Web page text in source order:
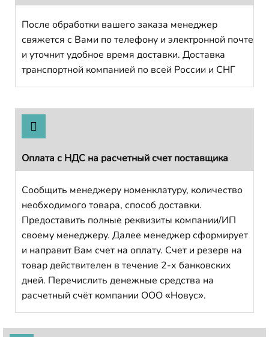
После обработки вашего заказа менеджер
свяжется с Вами по телефону и электронной почте
и уточнит удобное время доставки. Доставка
транспортной компанией по всей России и СНГ
Оплата с НДС на расчетный счет поставщика
Сообщить менеджеру номенклатуру, количество
необходимого товара, способ доставки.
Предоставить полные реквизиты компании/ИП
своему менеджеру. Далее менеджер сформирует
и направит Вам счет на оплату. Счет и резерв на
товар действителен в течение 2-х банковских
дней. Перечислить денежные средства на
расчетный счёт компании ООО «Новус».